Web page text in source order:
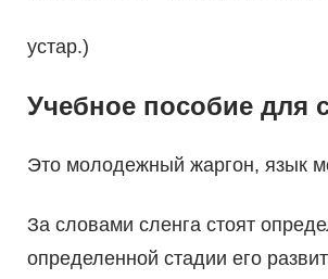
устар.)
Учебное пособие для
Это молодежный жаргон, язык
За словами сленга стоят
определенной стадии его